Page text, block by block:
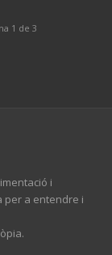
1 de 3
i
per a entendre i